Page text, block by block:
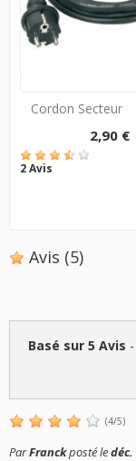
Cordon Secteur
2,90 €
2 Avis
Avis (5)
Basé sur 5 Avis -
(4/5)
ParFranckposté ledéc.